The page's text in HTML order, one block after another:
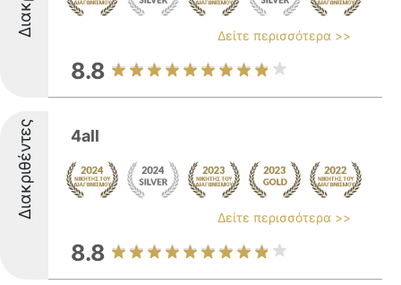
Δείτε περισσότερα >>
8.8
Διακριθέντες 4all
Δείτε περισσότερα >>
8.8